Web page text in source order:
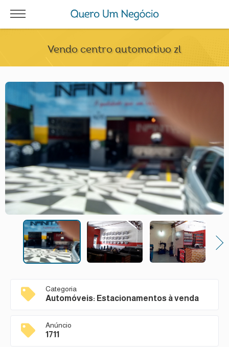
Vendo centro automotivo zl
Next
Categoria
Automóveis: Estacionamentos à venda
Anúncio
1711